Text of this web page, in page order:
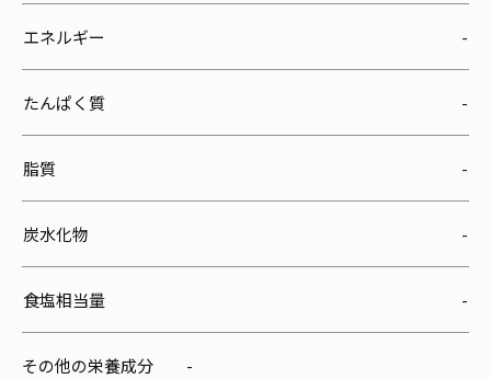
エネルギー -
たんぱく質 -
脂質 -
炭水化物 -
食塩相当量 -
その他の栄養成分 -